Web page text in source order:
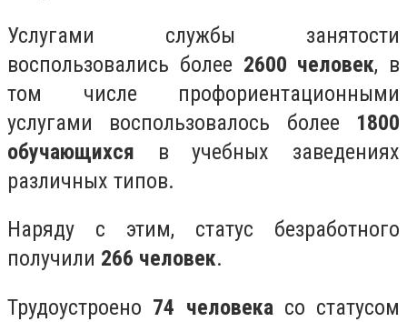
Услугами службы занятости
воспользовались более 2600 человек, в
том числе профориентационными
услугами воспользовалось более 1800
обучающихся в учебных заведениях
различных типов.
Наряду с этим, статус безработного
получили 266 человек.
Трудоустроено 74 человекасо статусом